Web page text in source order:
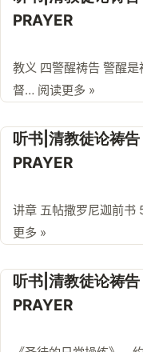
PRAYER
教义 四警醒祷告 警醒
督… 阅读更多 »
听书|清教徒论祷
PRAYER
讲章 五帖撒罗尼迦前书
更多 »
听书|清教徒论祷
PRAYER